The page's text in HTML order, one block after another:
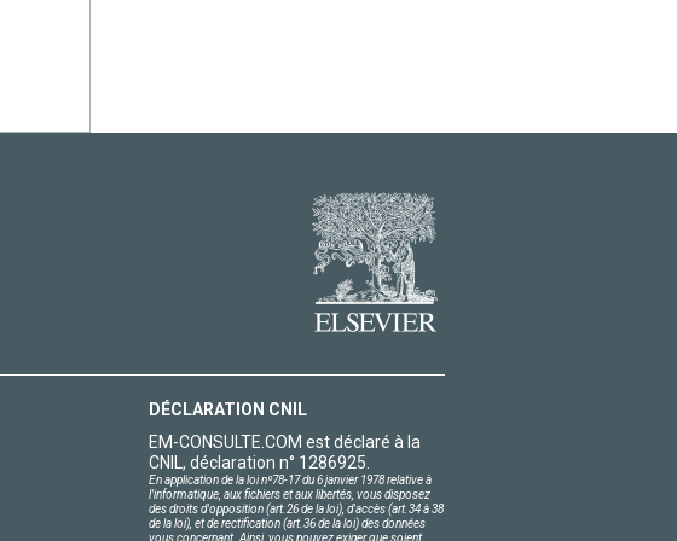
DÉCLARATION CNIL
EM-CONSULTE.COM est déclaré à la
CNIL, déclaration n° 1286925.
En application de la loi nº78-17 du 6 janvier 1978 relative à
l'informatique, aux fichiers et aux libertés, vous disposez
des droits d'opposition (art.26 de la loi), d'accès (art.34 à 38
de la loi), et de rectification (art.36 de la loi) des données
vous concernant. Ainsi, vous pouvez exiger que soient